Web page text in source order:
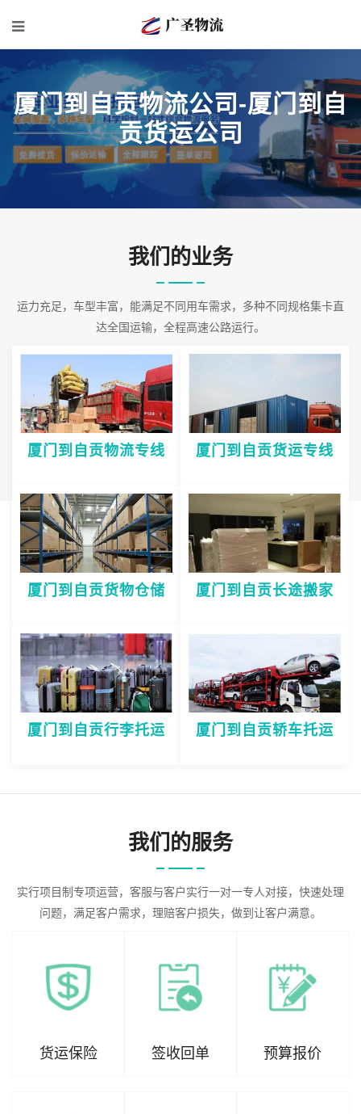
厦门到自贡物流公司-厦门到自
贡货运公司
我们的业务
运力充足，车型丰富，能满足不同用车需求，多种不同规格集卡直
达全国运输，全程高速公路运行。
厦门到自贡物流专线 厦门到自贡货运专线
厦门到自贡货物仓储 厦门到自贡长途搬家
厦门到自贡行李托运 厦门到自贡轿车托运
我们的服务
实行项目制专项运营，客服与客户实行一对一专人对接，快速处理
问题，满足客户需求，理赔客户损失，做到让客户满意。
货运保险 签收回单 预算报价